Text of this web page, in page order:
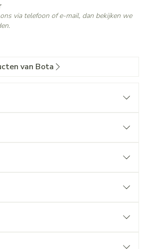
via telefoon of e-mail, dan bekijken we
van Bota